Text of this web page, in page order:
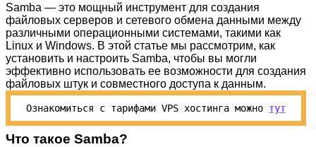
Samba — это мощный инструмент для создания
файловых серверов и сетевого обмена данными между
различными операционными системами, такими как
Linux и Windows. В этой статье мы рассмотрим, как
установить и настроить Samba, чтобы вы могли
эффективно использовать ее возможности для создания
файловых штук и совместного доступа к данным.
Ознакомиться с тарифами VPS хостинга можно тут
Что такое Samba?